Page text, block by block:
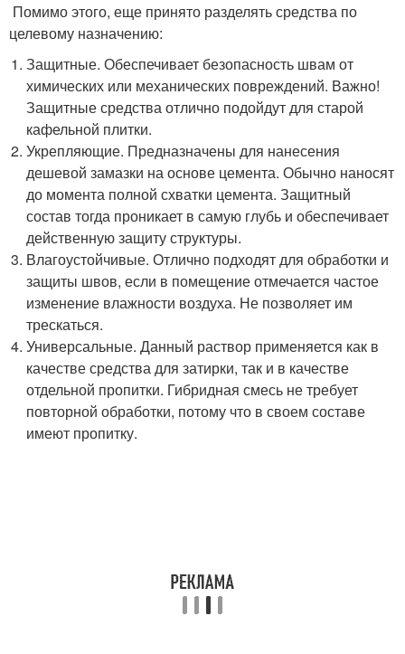
Помимо этого, еще принято разделять средства по
целевому назначению:
Защитные. Обеспечивает безопасность швам от
химических или механических повреждений. Важно!
Защитные средства отлично подойдут для старой
кафельной плитки.
Укрепляющие. Предназначены для нанесения
дешевой замазки на основе цемента. Обычно наносят
до момента полной схватки цемента. Защитный
состав тогда проникает в самую глубь и обеспечивает
действенную защиту структуры.
Влагоустойчивые. Отлично подходят для обработки и
защиты швов, если в помещение отмечается частое
изменение влажности воздуха. Не позволяет им
трескаться.
Универсальные. Данный раствор применяется как в
качестве средства для затирки, так и в качестве
отдельной пропитки. Гибридная смесь не требует
повторной обработки, потому что в своем составе
имеют пропитку.